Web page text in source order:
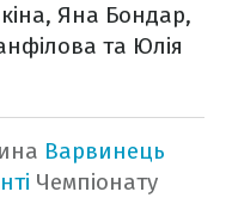
Яна Бондар,
та Юлія
Варвинець
Чемпіонату